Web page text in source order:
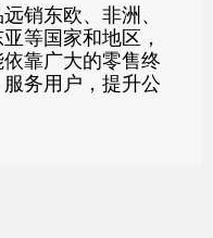
销东欧、非洲、
等国家和地区，
靠广大的零售终
务用户，提升公